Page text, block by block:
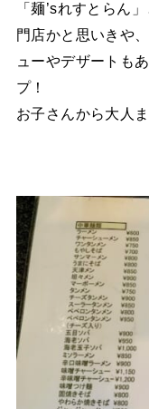
「麺’sれすとらん
門店かと思いきや
ューやデザートも
プ！
お子さんから大人